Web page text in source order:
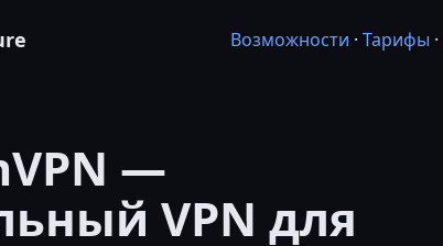
Возможности · Тарифы ·
—
VPN для